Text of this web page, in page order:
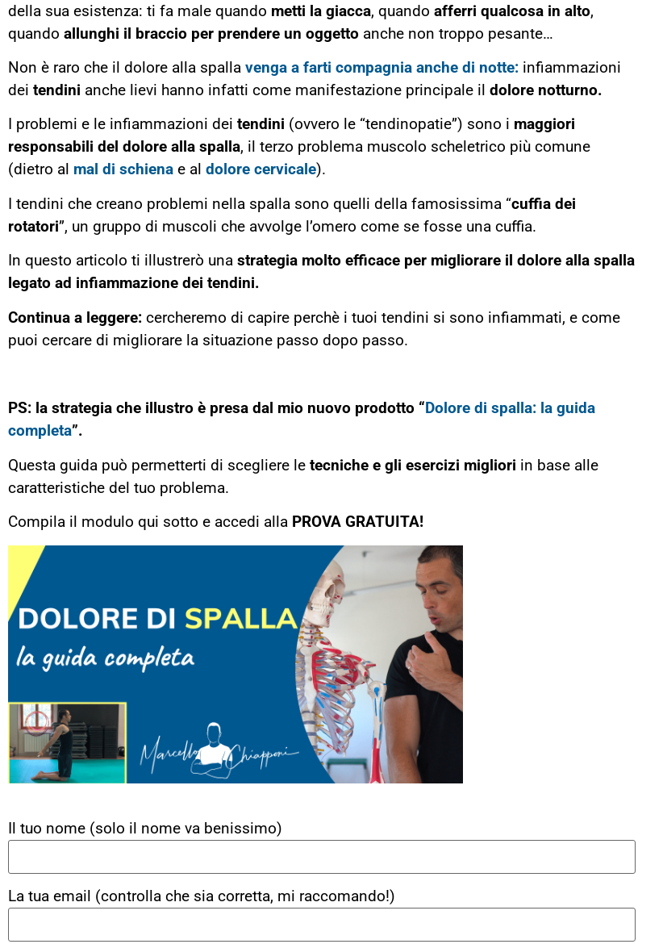
della sua esistenza: ti fa male quando metti la giacca, quando afferri qualcosa in alto,
quando allunghi il braccio per prendere un oggetto anche non troppo pesante…
Non è raro che il dolore alla spalla venga a farti compagnia anche di notte: infiammazioni
dei tendini anche lievi hanno infatti come manifestazione principale il dolore notturno.
I problemi e le infiammazioni dei tendini (ovvero le “tendinopatie”) sono i maggiori
responsabili del dolore alla spalla, il terzo problema muscolo scheletrico più comune
(dietro al mal di schiena e al dolore cervicale).
I tendini che creano problemi nella spalla sono quelli della famosissima “cuffia dei
rotatori”, un gruppo di muscoli che avvolge l’omero come se fosse una cuffia.
In questo articolo ti illustrerò una strategia molto efficace per migliorare il dolore alla spalla
legato ad infiammazione dei tendini.
Continua a leggere: cercheremo di capire perchè i tuoi tendini si sono infiammati, e come
puoi cercare di migliorare la situazione passo dopo passo.
PS: la strategia che illustro è presa dal mio nuovo prodotto “Dolore di spalla: la guida
completa”.
Questa guida può permetterti di scegliere le tecniche e gli esercizi migliori in base alle
caratteristiche del tuo problema.
Compila il modulo qui sotto e accedi alla PROVA GRATUITA!
Il tuo nome (solo il nome va benissimo)
La tua email (controlla che sia corretta, mi raccomando!)